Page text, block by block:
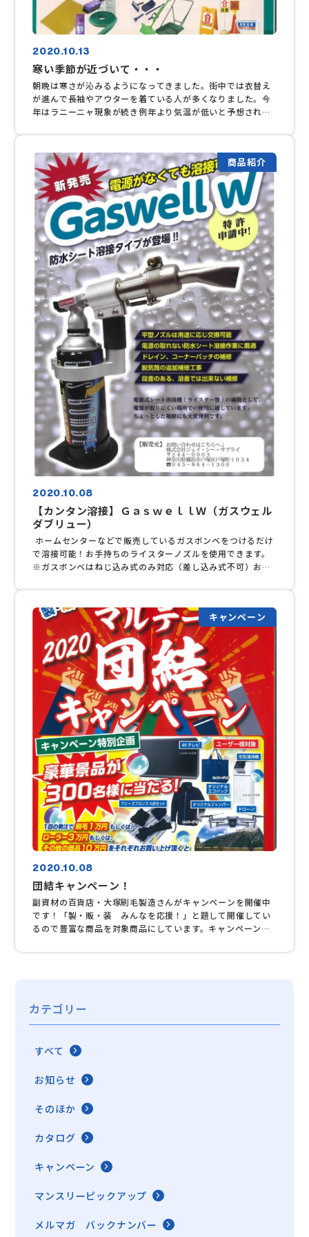
2020.10.13
寒い季節が近づいて・・・
朝晩は寒さが沁みるようになってきました。街中では衣替え
が進んで長袖やアウターを着ている人が多くなりました。今
年はラニーニャ現象が続き例年より気温が低いと予想されて
中症対策グッズをお知らせしているユニット（株）から防寒
対策商品のご紹介です。季節限定の商品は売り切れも早いの
で気になる商品はお早めにご注文ください！ 詳しい商品は
こちら↓↓↓ ユニット（株）ホームページはこちらＷＥＢカ
タログはこちら
商品紹介
2020.10.08
【カンタン溶接】ＧａｓｗｅｌｌＷ（ガスウェル
ダブリュー）
ホームセンターなどで販売しているガスボンベをつけるだけ
で溶接可能！お手持ちのライスターノズルを使用できます。
※ガスボンベはねじ込み式のみ対応（差し込み式不可）お問
キャンペーン
2020.10.08
団結キャンペーン！
副資材の百貨店・大塚刷毛製造さんがキャンペーンを開催中
です！「製・販・装 みんなを応援！」と題して開催してい
るので豊富な商品を対象商品にしています。キャンペーン特
方は営業担当または０４５－８６４－１３０６までご連絡く
カテゴリー
すべて
お知らせ
そのほか
カタログ
キャンペーン
マンスリーピックアップ
メルマガ バックナンバー